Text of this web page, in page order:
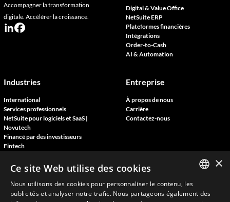
Accompagner la transformation
digitale. Accélérer la croissance.
Digital & Value Office
NetSuite ERP
Plateformes financières
Intégrations
Order-to-Cash
AI & Automation
Industries
International
Services professionnels
NetSuite pour logiciels et SaaS |
Novutech
Financé par des investisseurs
Fintech
Entreprise
À propos de nous
Carrière
Contactez-nous
Ressources
Blog
ENGLISH
×
Ce site Web utilise des cookies
Nous utilisons des cookies pour personnaliser le contenu, les
publicités et analyser notre trafic. Nous partageons également des